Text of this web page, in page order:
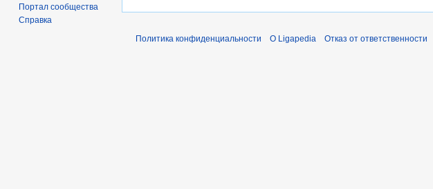
Портал сообщества
Справка
Политика конфиденциальности
О Ligapedia Отказ от ответственности